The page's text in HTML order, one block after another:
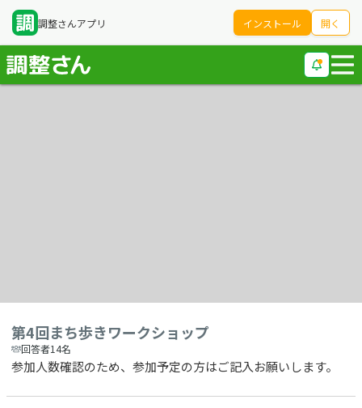
調整さんアプリ インストール 開く
第4回まち歩きワークショップ
回答者14名
参加人数確認のため、参加予定の方はご記入お願いします。